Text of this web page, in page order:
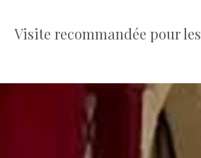
Visite recommandée pour